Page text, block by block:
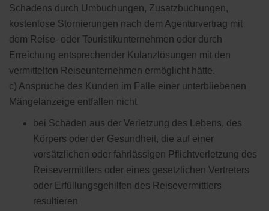
Schadens durch Umbuchungen, Zusatzbuchungen,
kostenlose Stornierungen nach dem Agenturvertrag mit
dem Reise- oder Touristikunternehmen oder durch
Erreichung entsprechender Kulanzlösungen mit den
vermittelten Reiseunternehmen ermöglicht hätte.
c) Ansprüche des Kunden im Falle einer unterbliebenen
Mängelanzeige entfallen nicht
bei Schäden aus der Verletzung des Lebens, des
Körpers oder der Gesundheit, die auf einer
vorsätzlichen oder fahrlässigen Pflichtverletzung des
Reisevermittlers oder eines gesetzlichen Vertreters
oder Erfüllungsgehilfen des Reisevermittlers
resultieren